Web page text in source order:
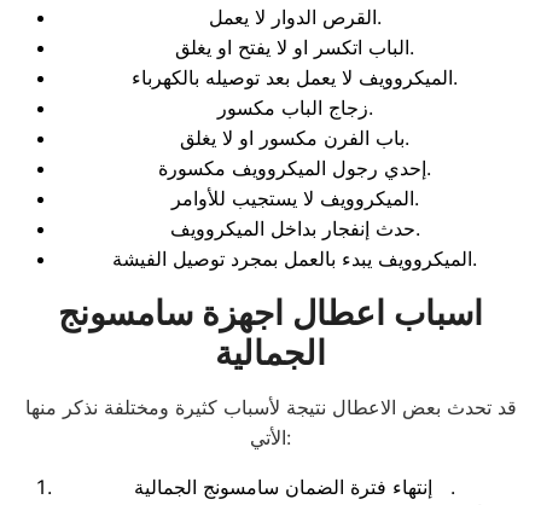
القرص الدوار لا يعمل.
الباب اتكسر او لا يفتح او يغلق.
الميكروويف لا يعمل بعد توصيله بالكهرباء.
زجاج الباب مكسور.
باب الفرن مكسور او لا يغلق.
إحدي رجول الميكروويف مكسورة.
الميكروويف لا يستجيب للأوامر.
حدث إنفجار بداخل الميكروويف.
الميكروويف يبدء بالعمل بمجرد توصيل الفيشة.
اسباب اعطال اجهزة سامسونج
الجمالية
قد تحدث بعض الاعطال نتيجة لأسباب كثيرة ومختلفة نذكر منها
الأتي:
إنتهاء فترة الضمان سامسونج الجمالية .